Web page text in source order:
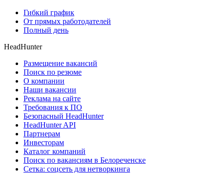
Гибкий график
От прямых работодателей
Полный день
HeadHunter
Размещение вакансий
Поиск по резюме
О компании
Наши вакансии
Реклама на сайте
Требования к ПО
Безопасный HeadHunter
HeadHunter API
Партнерам
Инвесторам
Каталог компаний
Поиск по вакансиям в Белореченске
Сетка: соцсеть для нетворкинга